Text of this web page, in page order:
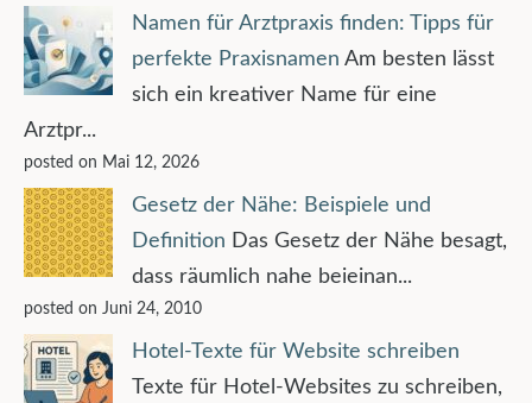
Namen für Arztpraxis finden: Tipps für
perfekte Praxisnamen Am besten lässt
sich ein kreativer Name für eine
Arztpr...
posted on Mai 12, 2026
Gesetz der Nähe: Beispiele und
Definition Das Gesetz der Nähe besagt,
dass räumlich nahe beieinan...
posted on Juni 24, 2010
Hotel-Texte für Website schreiben
Texte für Hotel-Websites zu schreiben,